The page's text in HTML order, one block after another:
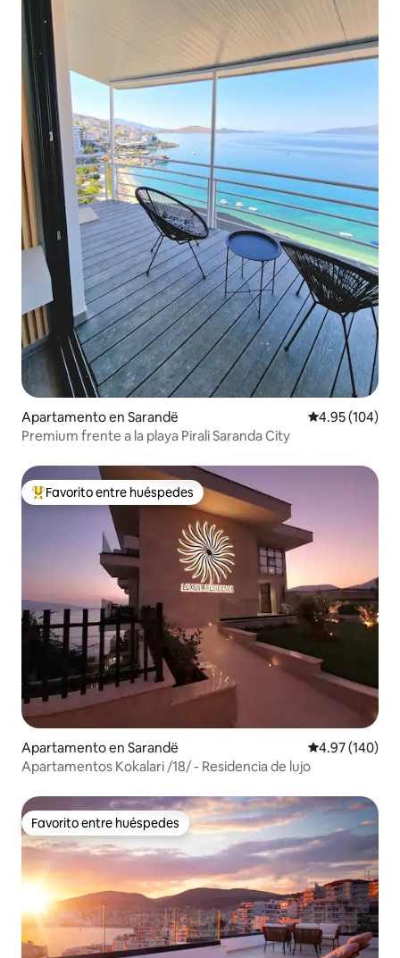
Apartamento en Sarandë Calificación
4.95 (104)
Premium frente a la playa Pirali Saranda City
Favorito entre huéspedes preferido
Favorito entre huéspedes
Apartamento en Sarandë Calificación
4.97 (140)
Apartamentos Kokalari /18/ - Residencia de lujo
Favorito entre huéspedes
Favorito entre huéspedes